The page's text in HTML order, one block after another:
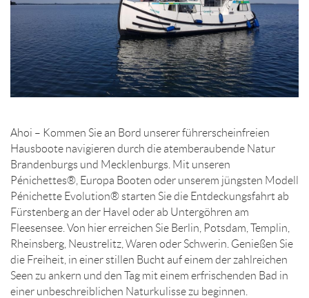
Ahoi – Kommen Sie an Bord unserer führerscheinfreien
Hausboote navigieren durch die atemberaubende Natur
Brandenburgs und Mecklenburgs. Mit unseren
Pénichettes®, Europa Booten oder unserem jüngsten Modell
Pénichette Evolution® starten Sie die Entdeckungsfahrt ab
Fürstenberg an der Havel oder ab Untergöhren am
Fleesensee. Von hier erreichen Sie Berlin, Potsdam, Templin,
Rheinsberg, Neustrelitz, Waren oder Schwerin. Genießen Sie
die Freiheit, in einer stillen Bucht auf einem der zahlreichen
Seen zu ankern und den Tag mit einem erfrischenden Bad in
einer unbeschreiblichen Naturkulisse zu beginnen.